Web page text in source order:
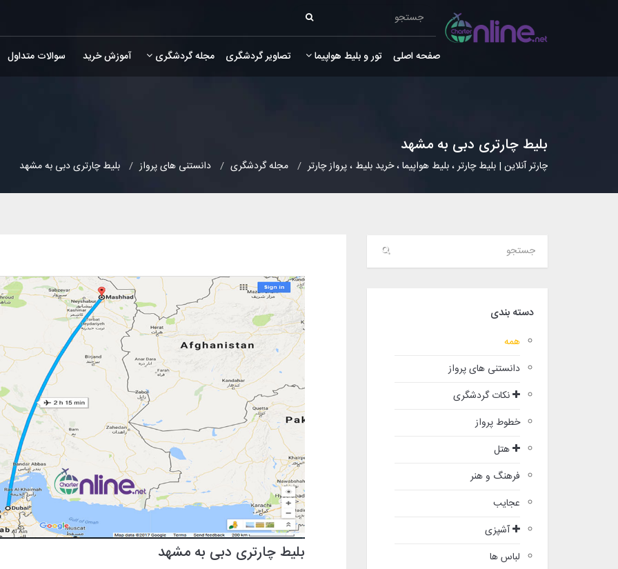
صفحه اصلی تور و بلیط هواپیما تصاویر گردشگری مجله گردشگری آموزش خرید سوالات متداول
بلیط چارتری دبی به مشهد
چارتر آنلاین | بلیط چارتر ، بلیط هواپیما ، خرید بلیط ، پرواز چارتر مجله گردشگری دانستنی های پرواز بلیط چارتری دبی به مشهد
دسته بندی
همه
دانستنی های پرواز
نکات گردشگری
خطوط پرواز
هتل
فرهنگ و هنر
عجایب
آشپزی
لباس ها
بلیط چارتری دبی به مشهد